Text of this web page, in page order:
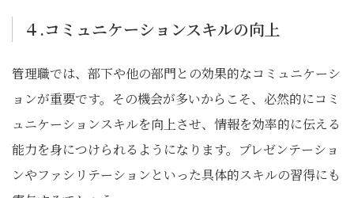
４.コミュニケーションスキルの向上
管理職では、部下や他の部門との効果的なコミュニケーシ
ョンが重要です。その機会が多いからこそ、必然的にコミ
ュニケーションスキルを向上させ、情報を効率的に伝える
能力を身につけられるようになります。プレゼンテーショ
ンやファシリテーションといった具体的スキルの習得にも